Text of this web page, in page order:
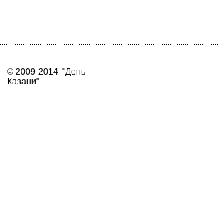
© 2009-2014 "День
Казани".